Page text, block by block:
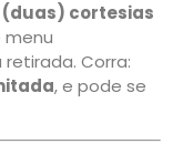
(duas) cortesias
menu
Corra:
, e pode se